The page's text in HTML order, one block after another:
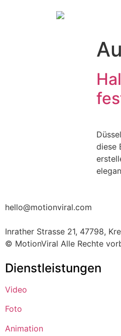
diese
hello@motionviral.com
Inrather Strasse 21, 47798,
© MotionViral Alle Rechte
Dienstleistungen
Video
Foto
Animation